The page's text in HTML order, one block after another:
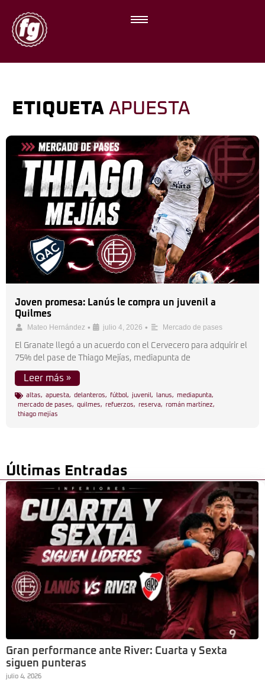
ETIQUETA APUESTA
Joven promesa: Lanús le compra un juvenil a
Quilmes
Mateo Hernández • julio 4, 2026 • Mercado de pases
El Granate llegó a un acuerdo con el Cervecero para adquirir el
75% del pase de Thiago Mejías, mediapunta de
Leer más »
altas, apuesta, delanteros, fútbol , juvenil , lanus, mediapunta,
mercado de pases, quilmes, refuerzos, reserva, román martínez,
thiago mejías
Últimas Entradas
Gran performance ante River: Cuarta y Sexta
siguen punteras
julio 4, 2026